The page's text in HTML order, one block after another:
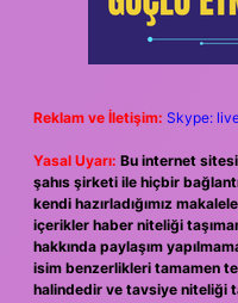
Reklam ve İletişim: Skype:
Yasal Uyarı: Bu internet
şahıs şirketi ile hiçbir
kendi hazırladığımız
içerikler haber niteliği
hakkında paylaşım
isim benzerlikleri tamamen
halindedir ve tavsiye niteliği